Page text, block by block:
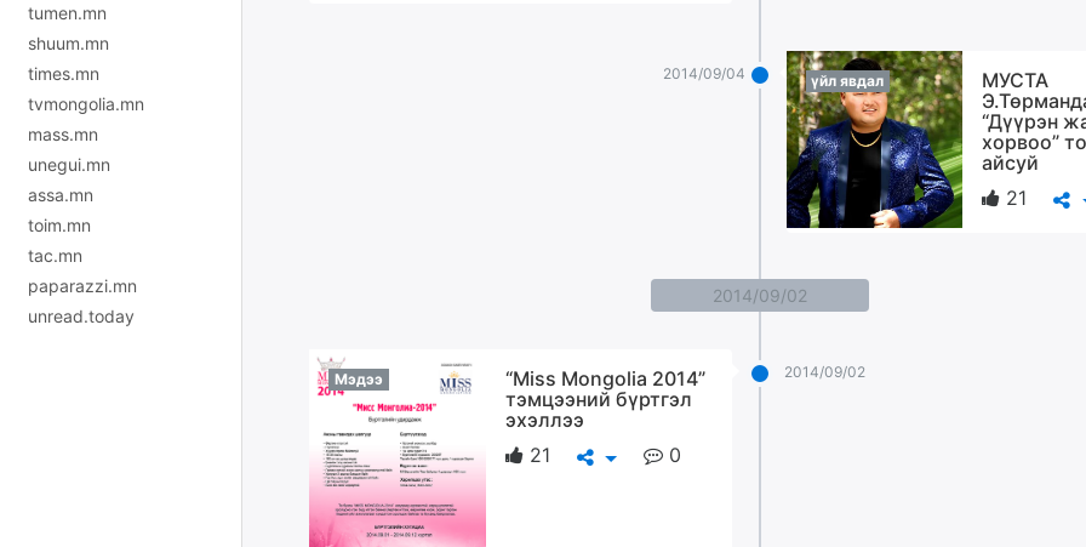
tumen.mn
shuum.mn
times.mn
tvmongolia.mn
mass.mn
unegui.mn
assa.mn
toim.mn
tac.mn
paparazzi.mn
unread.today
2014/09/04 үйл явдал
MУСТА
“Дүүрэн
хорвоо”
айсуй
21
2014/09/02
2014/09/02
Мэдээ
“Miss Mongolia 2014”
тэмцээний бүртгэл
эхэллээ
21
0